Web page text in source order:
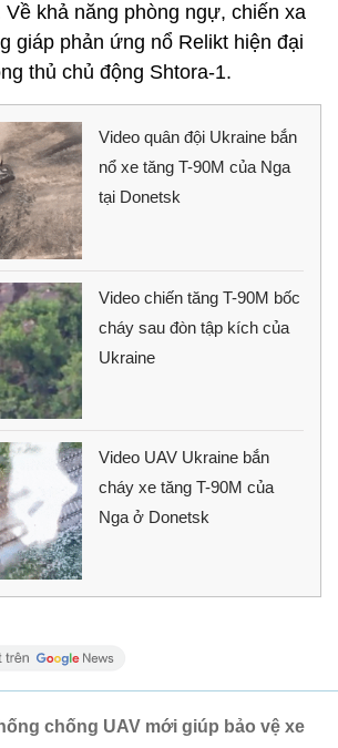
khả năng phòng ngự, chiến xa
giáp phản ứng nổ Relikt hiện đại
thủ chủ động Shtora-1.
Video quân đội Ukraine bắn
nổ xe tăng T-90M của Nga
tại Donetsk
Video chiến tăng T-90M bốc
cháy sau đòn tập kích của
Ukraine
Video UAV Ukraine bắn
cháy xe tăng T-90M của
Nga ở Donetsk
chống UAV mới giúp bảo vệ xe